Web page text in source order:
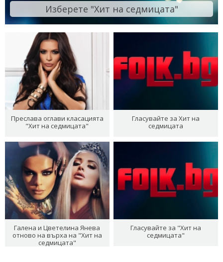
Изберете "Хит на седмицата"
Преслава оглави класацията
"Хит на седмицата"
Гласувайте за Хит на
седмицата
Галена и Цветелина Янева
отново на върха на "Хит на
седмицата"
Гласувайте за "Хит на
седмицата"